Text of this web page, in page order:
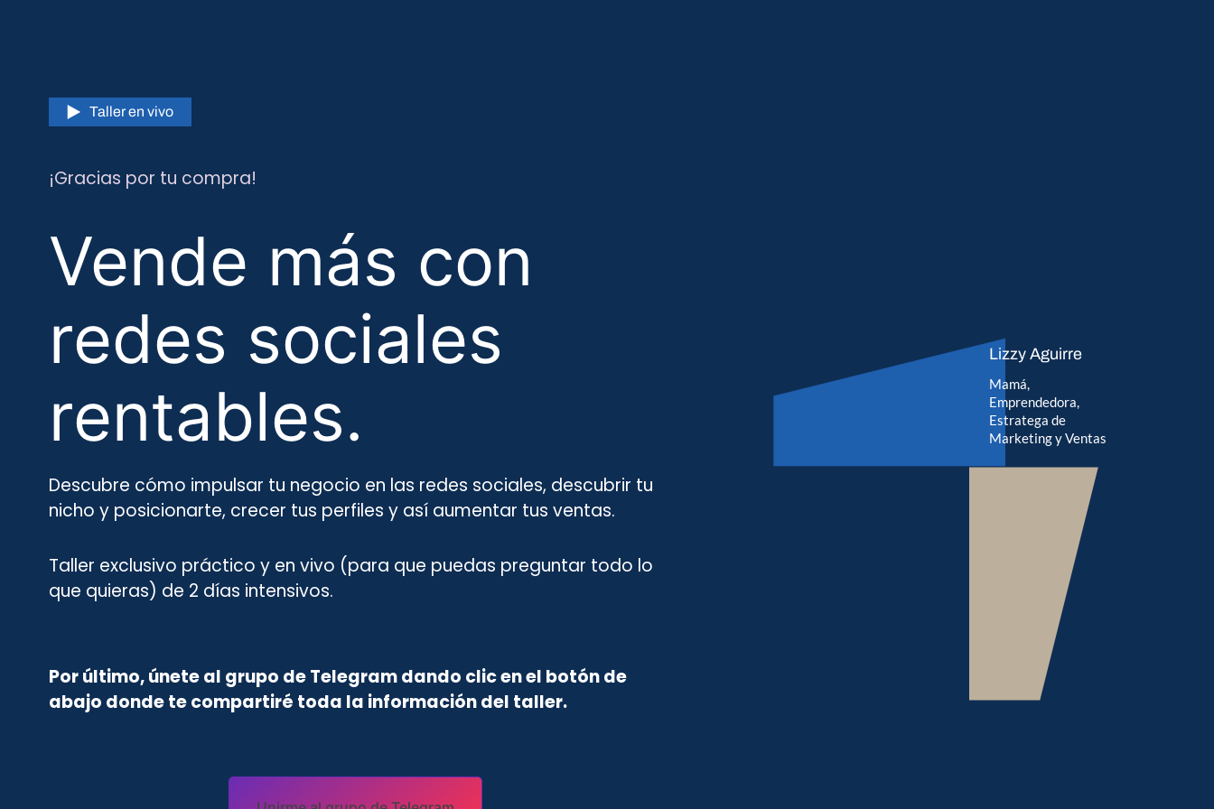
Taller en vivo
¡Gracias por tu compra!
Vende más con
redes sociales
rentables.
Descubre cómo impulsar tu negocio en las redes sociales, descubrir tu
nicho y posicionarte, crecer tus perfiles y así aumentar tus ventas.
Taller exclusivo práctico y en vivo (para que puedas preguntar todo lo
que quieras) de 2 días intensivos.
Por último, únete al grupo de Telegram dando clic en el botón de
abajo donde te compartiré toda la información del taller.
Lizzy Aguirre
Mamá,
Emprendedora,
Estratega de
Marketing y Ventas
IMPARTIDO POR